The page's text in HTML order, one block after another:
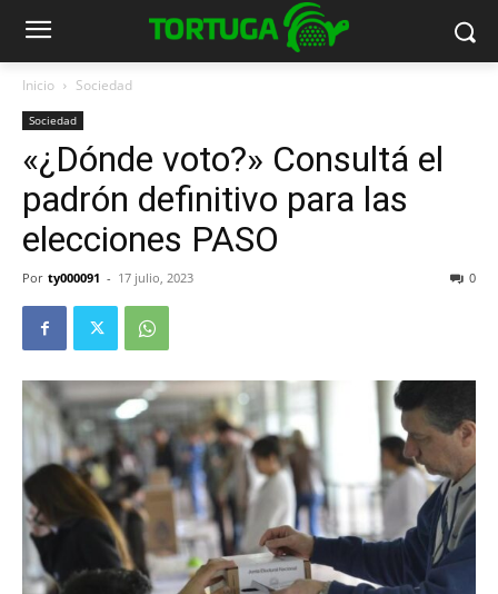
Inicio Sociedad
Sociedad
«¿Dónde voto?» Consultá el
padrón definitivo para las
elecciones PASO
Por ty000091 - 17 julio, 2023 0